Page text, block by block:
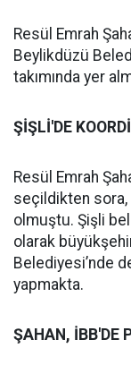
Resül Emrah
Beylikdüzü
takımında yer
ŞİŞLİ'DE
Resül Emrah
seçildikten
olmuştu. Şişli
olarak
Belediyesi’nde
yapmakta.
ŞAHAN, İBB'DE